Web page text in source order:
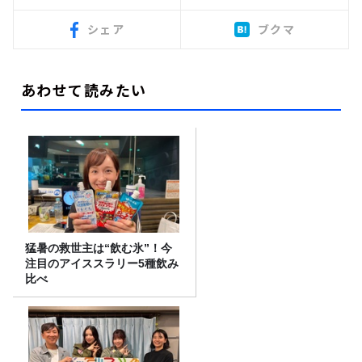
シェア ブクマ
あわせて読みたい
猛暑の救世主は“飲む氷”！今
注目のアイススラリー5種飲み
比べ